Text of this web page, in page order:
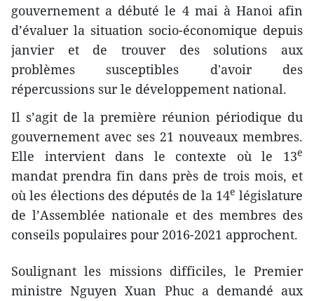
gouvernement a débuté le 4 mai à Hanoi afin
d’évaluer la situation socio-économique depuis
janvier et de trouver des solutions aux
problèmes susceptibles d'avoir des
répercussions sur le développement national.
Il s’agit de la première réunion périodique du
gouvernement avec ses 21 nouveaux membres.
Elle intervient dans le contexte où le 13e
mandat prendra fin dans près de trois mois, et
où les élections des députés de la 14e législature
de l’Assemblée nationale et des membres des
conseils populaires pour 2016-2021 approchent.
Soulignant les missions difficiles, le Premier
ministre Nguyen Xuan Phuc a demandé aux